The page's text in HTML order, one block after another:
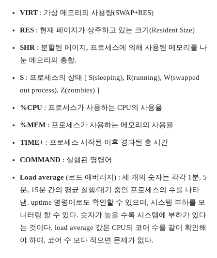
VIRT : 가상 메모리의 사용량(SWAP+RES)
RES : 현재 페이지가 상주하고 있는 크기(Resident Size)
SHR : 분할된 페이지, 프로세스에 의해 사용된 메모리를 나
눈 메모리의 총합.
S : 프로세스의 상태 [ S(sleeping), R(running), W(swapped
out process), Z(zombies) ]
%CPU : 프로세스가 사용하는 CPU의 사용율
%MEM : 프로세스가 사용하는 메모리의 사용율
TIME+ : 프로세스 시작된 이후 경과된 총 시간
COMMAND : 실행된 명령어
Load average (로드 애버리지) : 세 개의 숫자는 각각 1분, 5
분, 15분 간의 평균 실행/대기 중인 프로세스의 수를 나타
냄. uptime 명령어로도 확인할 수 있으며, 시스템 부하를 모
니터링 할 수 있다. 숫자가 높을 수록 시스템에 부하가 있다
는 것이다. load average 값은 CPU의 코어 수를 같이 확인해
야 하며, 코어 수 보다 적으면 문제가 없다.